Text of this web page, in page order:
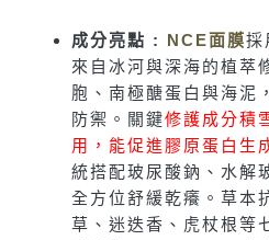
成分亮點 : NCE面膜採
來自冰河與深海的植萃
胞、南極醣蛋白與海泥
防禦。關鍵修護成分積
用，能促進膠原蛋白生
統搭配玻尿酸鈉、水解
全方位舒緩乾癢。草本
草、迷迭香、虎杖根等